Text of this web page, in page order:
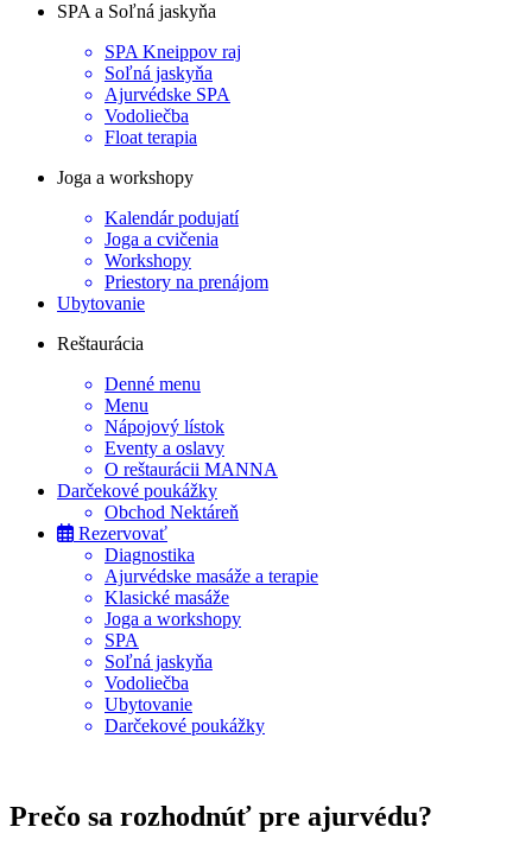
SPA a Soľná jaskyňa
SPA Kneippov raj
Soľná jaskyňa
Ajurvédske SPA
Vodoliečba
Float terapia
Joga a workshopy
Kalendár podujatí
Joga a cvičenia
Workshopy
Priestory na prenájom
Ubytovanie
Reštaurácia
Denné menu
Menu
Nápojový lístok
Eventy a oslavy
O reštaurácii MANNA
Darčekové poukážky
Obchod Nektáreň
Rezervovať
Diagnostika
Ajurvédske masáže a terapie
Klasické masáže
Joga a workshopy
SPA
Soľná jaskyňa
Vodoliečba
Ubytovanie
Darčekové poukážky
Prečo sa rozhodnúť pre ajurvédu?